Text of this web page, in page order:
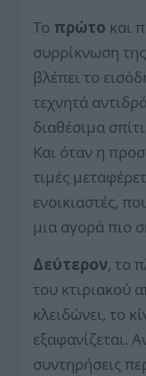
Το πρώτο και
συρρίκνωση
βλέπει το
τεχνητά
διαθέσιμα
Και όταν η
τιμές
ενοικιαστές,
μια αγορά πιο
Δεύτερον, το
του κτιριακού
κλειδώνει, το
εξαφανίζεται.
συντηρήσεις